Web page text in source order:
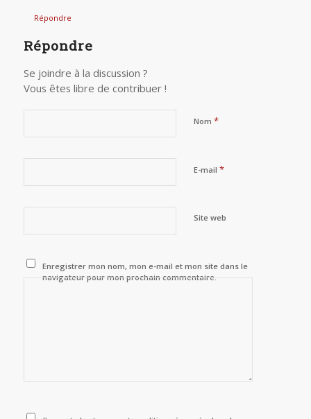
Répondre
Répondre
Se joindre à la discussion ?
Vous êtes libre de contribuer !
Nom *
E-mail *
Site web
Enregistrer mon nom, mon e-mail et mon site dans le
navigateur pour mon prochain commentaire.